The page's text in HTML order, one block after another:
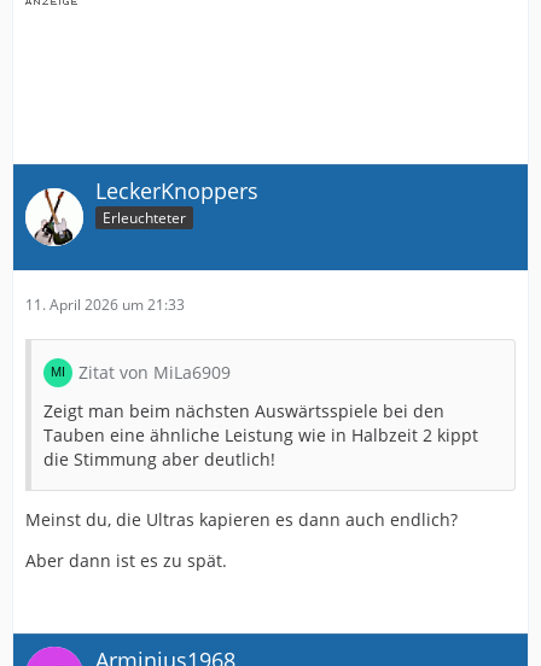
LeckerKnoppers
Erleuchteter
11. April 2026 um 21:33
Zitat von MiLa6909
Zeigt man beim nächsten Auswärtsspiele bei den
Tauben eine ähnliche Leistung wie in Halbzeit 2 kippt
die Stimmung aber deutlich!
Meinst du, die Ultras kapieren es dann auch endlich?
Aber dann ist es zu spät.